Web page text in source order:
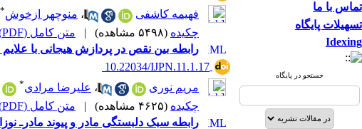
تماس با ما
تسهیلات پایگاه
Idexing
جستجو در پایگاه
فهیمه کاشفی
، منوچهر ازخوش*
چکیده (۵۴۹۸ مشاهده) | متن کامل (PDF)
رابطه بین نقص در پردازش هیجانی با
‎ 10.22034/IJPN.11.1.17
مریم نوری
، علیرضا مرادی*
چکیده (۴۶۲۵ مشاهده) | متن کامل (PDF)
رابطه سبک دلبستگی مادر و پیوند مادرـ